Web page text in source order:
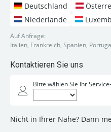
Deutschland
Niederlande
Auf Anfrage:
Italien, Frankreich, Spanien,
Kontaktieren Sie uns
Bitte wählen Sie Ihr
Nicht in Ihrer Nähe? Dann